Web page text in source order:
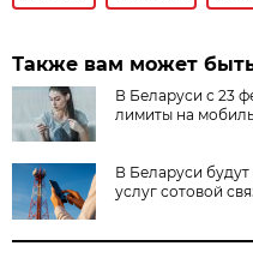
Также вам может
В Беларуси с 23
лимиты на
В Беларуси будут
услуг сотовой